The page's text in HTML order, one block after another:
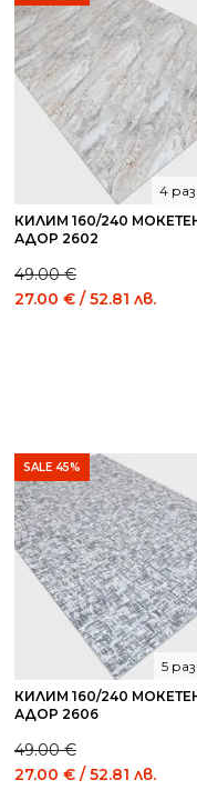
КИЛИМ 160/240
АДОР 2602
4
49.00€
Original
27.00 € / 52.81 лв.
SALE 45%
КИЛИМ 160/240
АДОР 2606
5
49.00€
Original
27.00 € / 52.81 лв.